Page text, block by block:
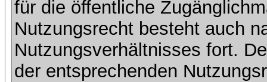
für die öffentliche
Nutzungsrecht besteht auch
Nutzungsverhältnisses fort.
der entsprechenden